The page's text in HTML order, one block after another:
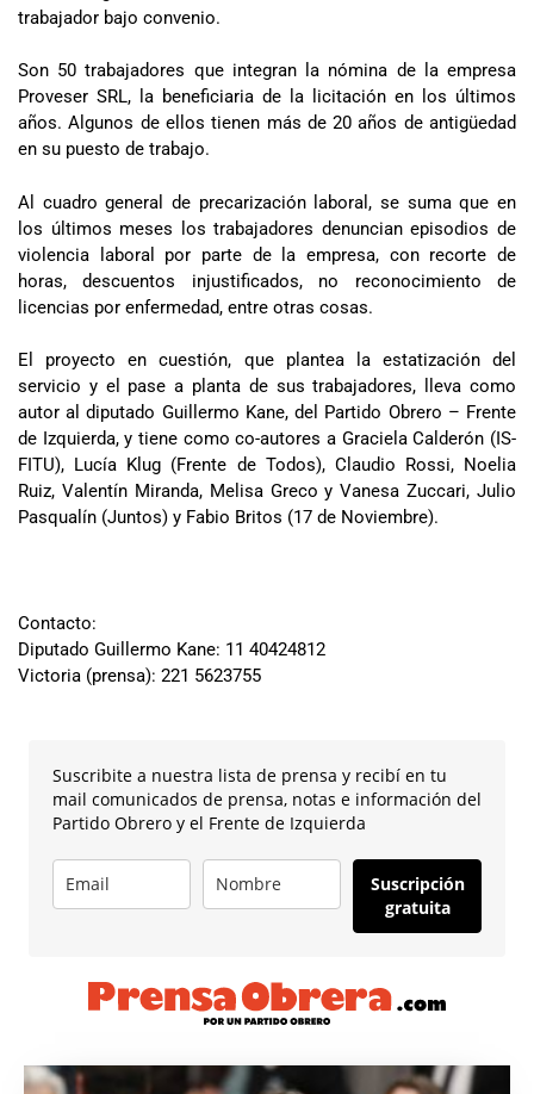
trabajador bajo convenio.
Son 50 trabajadores que integran la nómina de la empresa
Proveser SRL, la beneficiaria de la licitación en los últimos
años. Algunos de ellos tienen más de 20 años de antigüedad
en su puesto de trabajo.
Al cuadro general de precarización laboral, se suma que en
los últimos meses los trabajadores denuncian episodios de
violencia laboral por parte de la empresa, con recorte de
horas, descuentos injustificados, no reconocimiento de
licencias por enfermedad, entre otras cosas.
El proyecto en cuestión, que plantea la estatización del
servicio y el pase a planta de sus trabajadores, lleva como
autor al diputado Guillermo Kane, del Partido Obrero – Frente
de Izquierda, y tiene como co-autores a Graciela Calderón (IS-
FITU), Lucía Klug (Frente de Todos), Claudio Rossi, Noelia
Ruiz, Valentín Miranda, Melisa Greco y Vanesa Zuccari, Julio
Pasqualín (Juntos) y Fabio Britos (17 de Noviembre).
Contacto:
Diputado Guillermo Kane: 11 40424812
Victoria (prensa): 221 5623755
Suscribite a nuestra lista de prensa y recibí en tu
mail comunicados de prensa, notas e información del
Partido Obrero y el Frente de Izquierda
Suscripción
gratuita